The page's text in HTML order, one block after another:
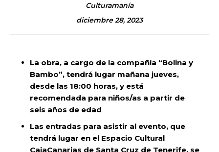
Culturamanía
diciembre 28, 2023
La obra, a cargo de la compañía “Bolina y
Bambo”, tendrá lugar mañana jueves,
desde las 18:00 horas, y está
recomendada para niños/as a partir de
seis años de edad
Las entradas para asistir al evento, que
tendrá lugar en el Espacio Cultural
CajaCanarias de Santa Cruz de Tenerife, se